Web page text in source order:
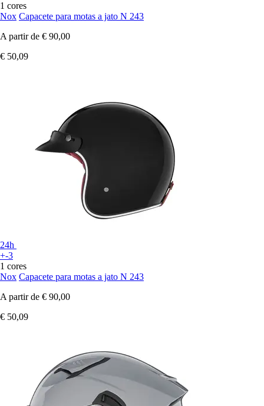
1 cores
Nox Capacete para motas a jato N 243
A partir de € 90,00
€ 50,09
24h
+-3
1 cores
Nox Capacete para motas a jato N 243
A partir de € 90,00
€ 50,09